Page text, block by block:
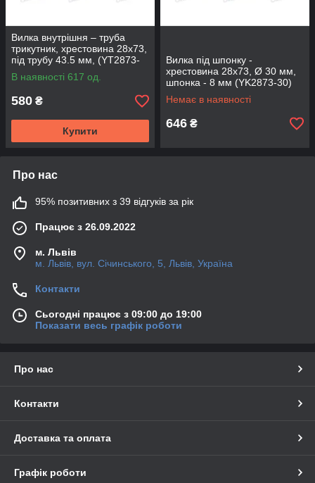
Вилка внутрішня – труба
трикутник, хрестовина 28х73,
під трубу 43.5 мм, (YT2873-
433)
В наявності 617 од.
580 ₴
Купити
Вилка під шпонку -
хрестовина 28х73, Ø 30 мм,
шпонка - 8 мм (YK2873-30)
Немає в наявності
646 ₴
Про нас
95% позитивних з 39 відгуків за рік
Працює з 26.09.2022
м. Львів
м. Львів, вул. Січинського, 5, Львів, Україна
Контакти
Сьогодні працює з 09:00 до 19:00
Показати весь графік роботи
Про нас
Контакти
Доставка та оплата
Графік роботи